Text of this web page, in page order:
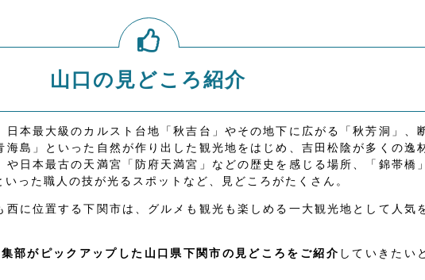
山口の見どころ紹介
日本最大級のカルスト台地「秋吉台」やその地下に広がる「秋芳洞」、
海島」といった自然が作り出した観光地をはじめ、吉田松陰が多くの逸
や日本最古の天満宮「防府天満宮」などの歴史を感じる場所、「錦帯橋
った職人の技が光るスポットなど、見どころがたくさん。
西に位置する下関市は、グルメも観光も楽しめる一大観光地として人気
部がピックアップした山口県下関市の見どころをご紹介 していきたい